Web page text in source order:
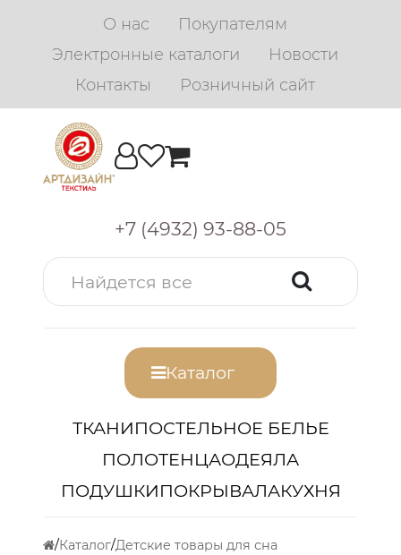
О нас
Покупателям
Электронные каталоги
Новости
Контакты
Розничный сайт
+7 (4932) 93-88-05
Каталог
ТКАНИПОСТЕЛЬНОЕ БЕЛЬЕ
ПОЛОТЕНЦАОДЕЯЛА
ПОДУШКИПОКРЫВАЛАКУХНЯ
Каталог Детские товары для сна